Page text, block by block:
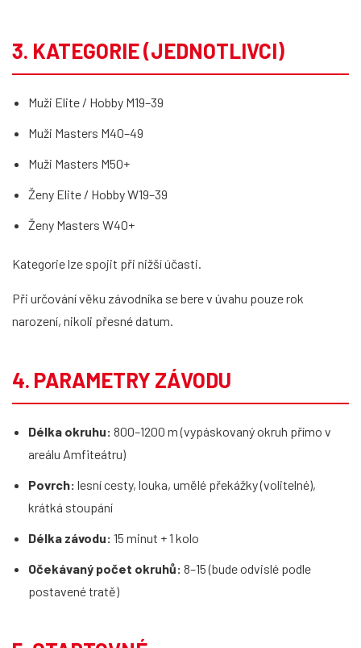
3. KATEGORIE (JEDNOTLIVCI)
Muži Elite / Hobby M19–39
Muži Masters M40–49
Muži Masters M50+
Ženy Elite / Hobby W19–39
Ženy Masters W40+
Kategorie lze spojit při nižší účasti.
Při určování věku závodníka se bere v úvahu pouze rok
narození, nikoli přesné datum.
4. PARAMETRY ZÁVODU
Délka okruhu: 800–1200 m (vypáskovaný okruh přímo v
areálu Amfiteátru)
Povrch: lesní cesty, louka, umělé překážky (volitelné),
krátká stoupání
Délka závodu: 15 minut + 1 kolo
Očekávaný počet okruhů: 8–15 (bude odvislé podle
postavené tratě)